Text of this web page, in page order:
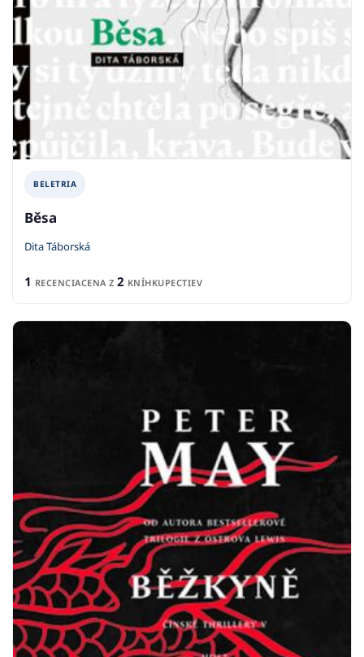
BELETRIA
Běsa
Dita Táborská
1 RECENCIACENA Z 2 KNÍHKUPECTIEV